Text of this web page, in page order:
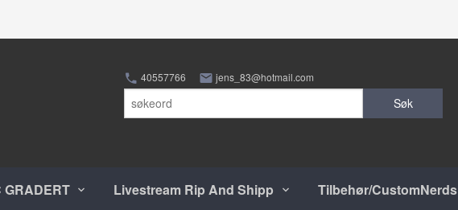
40557766 jens_83@hotmail.com
Søk
GRADERT Livestream Rip And Shipp Tilbehør/CustomNerds